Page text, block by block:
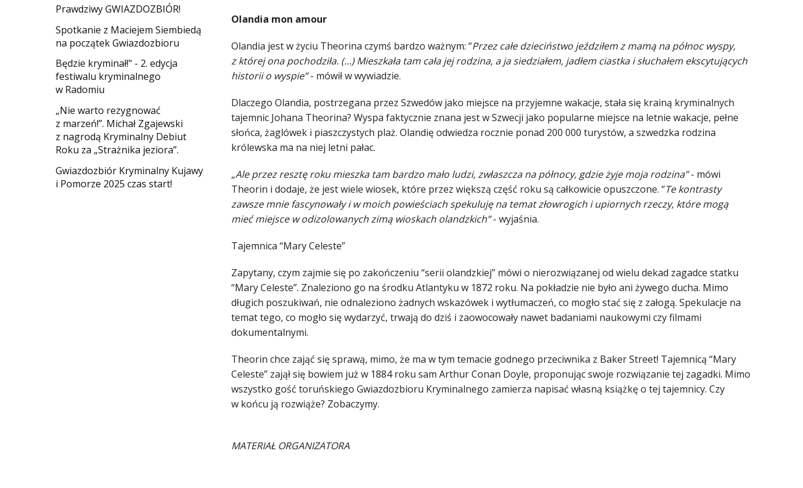
​Prawdziwy GWIAZDOZBIÓR!
Spotkanie z Maciejem Siembiedą
na początek Gwiazdozbioru
​Będzie kryminał!" - 2. edycja
festiwalu kryminalnego
w Radomiu
„Nie warto rezygnować
z marzeń!”. Michał Zgajewski
z nagrodą Kryminalny Debiut
Roku za „Strażnika jeziora”.
Gwiazdozbiór Kryminalny Kujawy
i Pomorze 2025 czas start!
Olandia mon amour
Olandia jest w życiu Theorina czymś bardzo ważnym: “Przez całe dzieciństwo jeździłem z mamą na północ wyspy,
z której ona pochodziła. (...) Mieszkała tam cała jej rodzina, a ja siedziałem, jadłem ciastka i słuchałem ekscytujących
historii o wyspie”- mówił w wywiadzie.
Dlaczego Olandia, postrzegana przez Szwedów jako miejsce na przyjemne wakacje, stała się krainą kryminalnych
tajemnic Johana Theorina? Wyspa faktycznie znana jest w Szwecji jako popularne miejsce na letnie wakacje, pełne
słońca, żaglówek i piaszczystych plaż. Olandię odwiedza rocznie ponad 200 000 turystów, a szwedzka rodzina
królewska ma na niej letni pałac.
„Ale przez resztę roku mieszka tam bardzo mało ludzi, zwłaszcza na północy, gdzie żyje moja rodzina”- mówi
Theorin i dodaje, że jest wiele wiosek, które przez większą część roku są całkowicie opuszczone. “Te kontrasty
zawsze mnie fascynowały i w moich powieściach spekuluję na temat złowrogich i upiornych rzeczy, które mogą
mieć miejsce w odizolowanych zimą wioskach olandzkich”- wyjaśnia.
Tajemnica “Mary Celeste”
Zapytany, czym zajmie się po zakończeniu “serii olandzkiej” mówi o nierozwiązanej od wielu dekad zagadce statku
“Mary Celeste”. Znaleziono go na środku Atlantyku w 1872 roku. Na pokładzie nie było ani żywego ducha. Mimo
długich poszukiwań, nie odnaleziono żadnych wskazówek i wytłumaczeń, co mogło stać się z załogą. Spekulacje na
temat tego, co mogło się wydarzyć, trwają do dziś i zaowocowały nawet badaniami naukowymi czy filmami
dokumentalnymi.
Theorin chce zająć się sprawą, mimo, że ma w tym temacie godnego przeciwnika z Baker Street! Tajemnicą “Mary
Celeste” zajął się bowiem już w 1884 roku sam Arthur Conan Doyle, proponując swoje rozwiązanie tej zagadki. Mimo
wszystko gość toruńskiego Gwiazdozbioru Kryminalnego zamierza napisać własną książkę o tej tajemnicy. Czy
w końcu ją rozwiąże? Zobaczymy.
MATERIAŁ ORGANIZATORA